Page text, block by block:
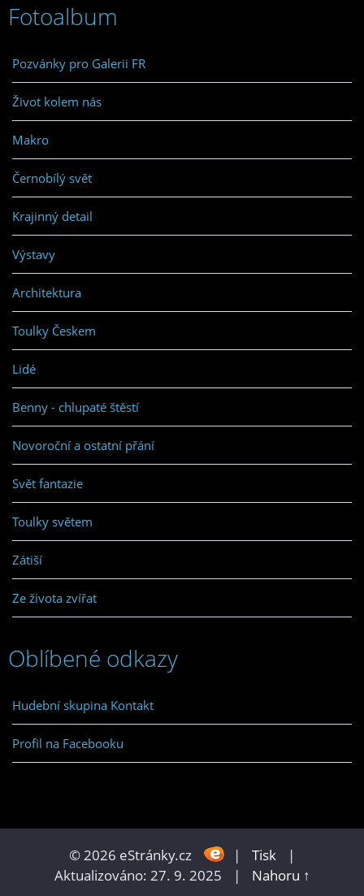
Fotoalbum
Pozvánky pro Galerii FR
Život kolem nás
Makro
Černobílý svět
Krajinný detail
Výstavy
Architektura
Toulky Českem
Lidé
Benny - chlupaté štěstí
Novoroční a ostatní přání
Svět fantazie
Toulky světem
Zátiší
Ze života zvířat
Oblíbené odkazy
Hudební skupina Kontakt
Profil na Facebooku
© 2026 eStránky.cz | Tisk
|
Aktualizováno: 27. 9. 2025
| Nahoru ↑